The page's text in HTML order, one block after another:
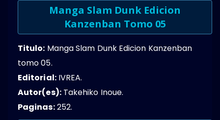
Manga Slam Dunk Edicion
Kanzenban Tomo 05
Titulo: Manga Slam Dunk Edicion Kanzenban
tomo 05.
Editorial:IVREA.
Autor(es):Takehiko Inoue.
Paginas:252.